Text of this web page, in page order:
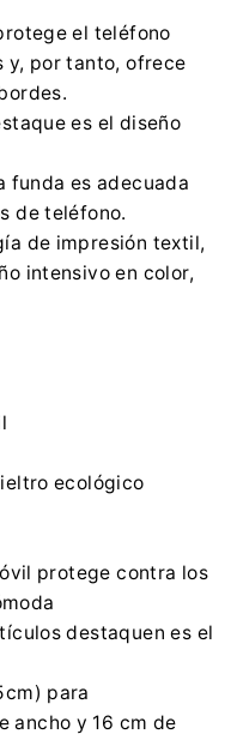
89
o.o. Sp. k.
89
el teléfono
y, por tanto, ofrece
es el diseño
funda es adecuada
de teléfono.
de impresión textil,
intensivo en color,
ecológico
protege contra los
destaquen es el
para
ancho y 16 cm de